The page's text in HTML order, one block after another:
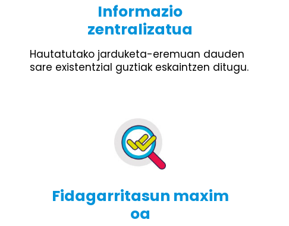
Informazio
zentralizatua
Hautatutako jarduketa-eremuan dauden
sare existentzial guztiak eskaintzen ditugu.
Fidagarritasun maxim
oa